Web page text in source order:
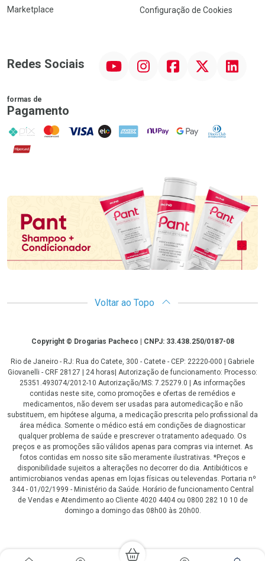
Marketplace
Configuração de Cookies
Redes Sociais InstagramFacebookTwitter Linkedin
formas de
Pagamento
PIX MasterCard
VISA ELO AMEX NuPay Google PayDiners Club
Hipercard
Promoção em Destaque
Voltar ao Topo
CopyrightCopyright © Drogarias Pacheco | CNPJ: 33.438.250/0187-08
Rio de Janeiro - RJ: Rua do Catete, 300 - Catete - CEP: 22220-000 | Gabriele
Giovanelli - CRF 28127 | 24 horas| Autorização de funcionamento: Processo:
25351.493074/2012-10 Autorização/MS: 7.25279.0 | As informações
contidas neste site, como promoções e ofertas de remédios e
medicamentos, não devem ser usadas para automedicação e não
substituem, em hipótese alguma, a medicação prescrita pelo profissional da
área médica. Somente o médico está em condições de diagnosticar
qualquer problema de saúde e prescrever o tratamento adequado. Os
preços e as promoções são válidos apenas para compras via internet. As
fotos contidas em nosso site são meramente ilustrativas. *Preços e
disponibilidade sujeitos a alterações no decorrer do dia. Antibióticos e
antimicrobianos vendas apenas em lojas físicas ou televendas. Portaria nº
344 - 01/02/1999 - Ministério da Saúde. Horário de funcionamento Central
de Vendas e Atendimento ao Cliente 4020 4404 ou 0800 282 10 10 de
domingo a domingo das 08h00 às 20h00.